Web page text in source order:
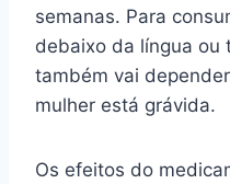
semanas. Para
debaixo da língua ou
também vai
mulher está grávida.
Os efeitos do